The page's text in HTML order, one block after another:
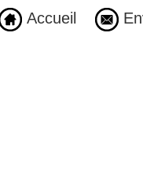
Accueil